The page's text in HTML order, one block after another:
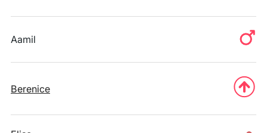
Aamil
Berenice